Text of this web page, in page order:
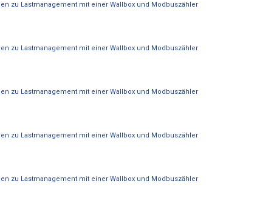
zu Lastmanagement mit einer Wallbox und Modbuszähler
zu Lastmanagement mit einer Wallbox und Modbuszähler
zu Lastmanagement mit einer Wallbox und Modbuszähler
zu Lastmanagement mit einer Wallbox und Modbuszähler
zu Lastmanagement mit einer Wallbox und Modbuszähler